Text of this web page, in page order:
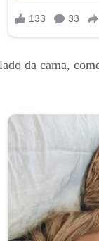
da cama,